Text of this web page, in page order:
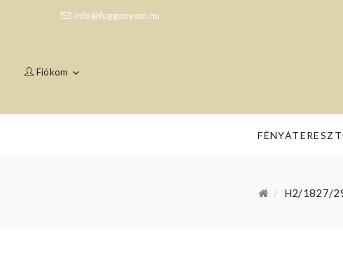
info@fuggonyom.hu
Fiókom
H2/1827/